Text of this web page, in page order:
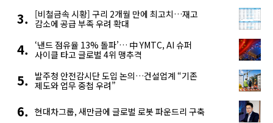
[비철금속 시황] 구리 2개월 만에 최고치…재고
감소에 공급 부족 우려 확대
‘낸드 점유율 13% 돌파’… 中 YMTC, AI 슈퍼
사이클 타고 글로벌 4위 맹추격
발주청 안전감시단 도입 논의…건설업계 “기존
제도와 업무 중첩 우려”
현대차그룹, 새만금에 글로벌 로봇 파운드리 구축